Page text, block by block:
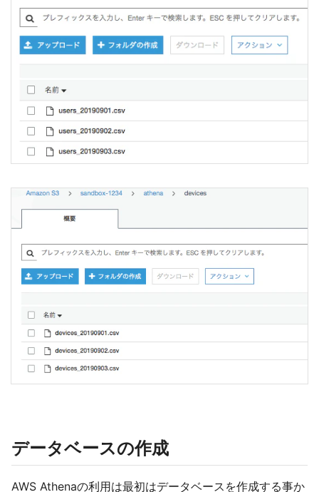
データベースの作成
AWS Athenaの利用は最初はデータベースを作成する事か